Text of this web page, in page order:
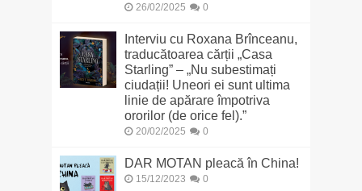
26/02/2025 0
Interviu cu Roxana Brînceanu,
traducătoarea cărții „Casa
Starling” – „Nu subestimați
ciudații! Uneori ei sunt ultima
linie de apărare împotriva
ororilor (de orice fel).”
20/02/2025 0
DAR MOTAN pleacă în China!
15/12/2023 0